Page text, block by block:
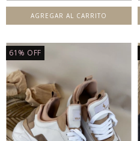
AGREGAR AL CARRITO
61 % OFF